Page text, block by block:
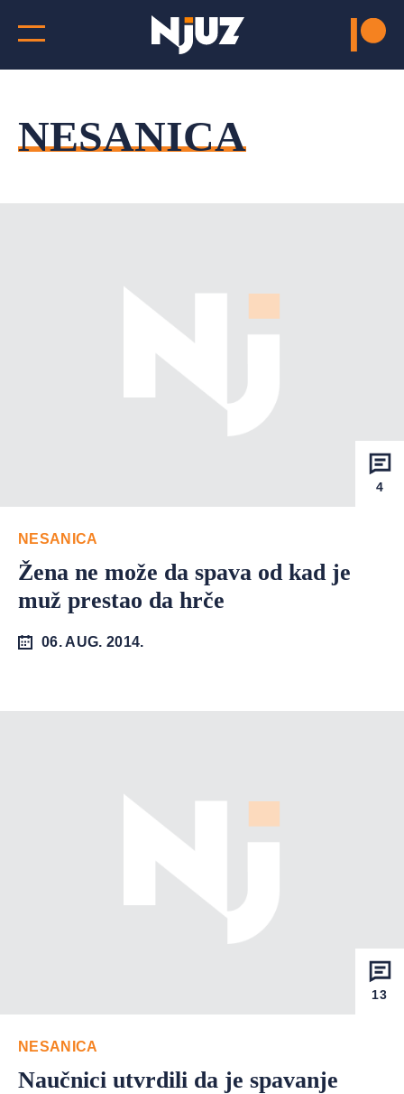
NESANICA
4
NESANICA
Žena ne može da spava od kad je
muž prestao da hrče
06. AUG. 2014.
13
NESANICA
Naučnici utvrdili da je spavanje